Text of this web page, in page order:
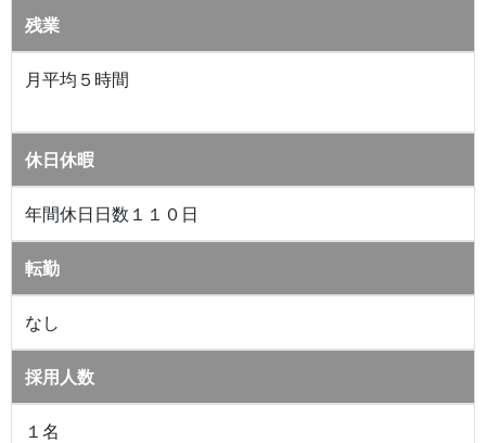
残業
月平均５時間
休日休暇
年間休日日数１１０日
転勤
なし
採用人数
１名